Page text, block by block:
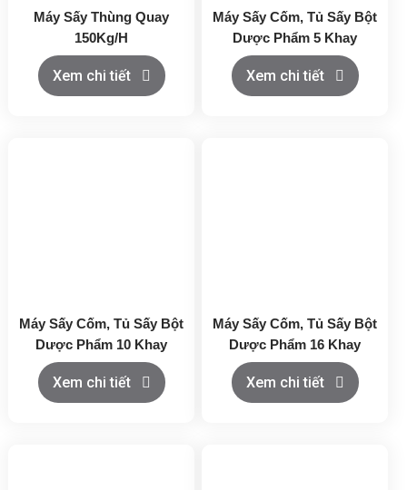
Máy Sấy Thùng Quay
150Kg/H
Xem chi tiết
Máy Sấy Cốm, Tủ Sấy Bột
Dược Phẩm 5 Khay
Xem chi tiết
Máy Sấy Cốm, Tủ Sấy Bột
Dược Phẩm 10 Khay
Xem chi tiết
Máy Sấy Cốm, Tủ Sấy Bột
Dược Phẩm 16 Khay
Xem chi tiết